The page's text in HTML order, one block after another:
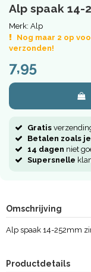
Alp spaak 14-
Merk: Alp
Nog maar 2 op
verzonden!
7,95
Gratis
Betalen zoals
14 dagen niet
Supersnelle
Omschrijving
Alp spaak 14-252mm
Productdetails